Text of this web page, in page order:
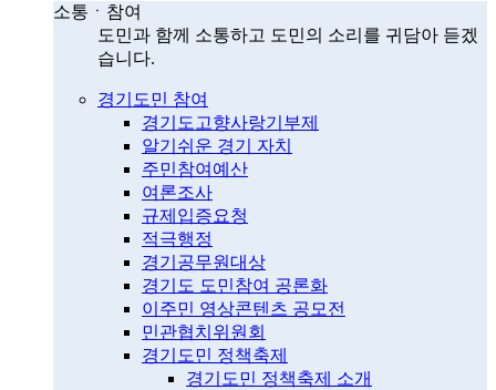
소통ㆍ참여
도민과 함께 소통하고 도민의 소리를 귀담아 듣겠
습니다.
경기도민 참여
경기도고향사랑기부제
알기쉬운 경기 자치
주민참여예산
여론조사
규제입증요청
적극행정
경기공무원대상
경기도 도민참여 공론화
이주민 영상콘텐츠 공모전
민관협치위원회
경기도민 정책축제
경기도민 정책축제 소개